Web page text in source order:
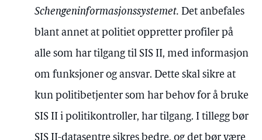
Schengeninformasjonssystemet. Det anbefales
blant annet at politiet oppretter profiler på
alle som har tilgang til SIS II, med informasjon
om funksjoner og ansvar. Dette skal sikre at
kun politibetjenter som har behov for å bruke
SIS II i politikontroller, har tilgang. I tillegg bør